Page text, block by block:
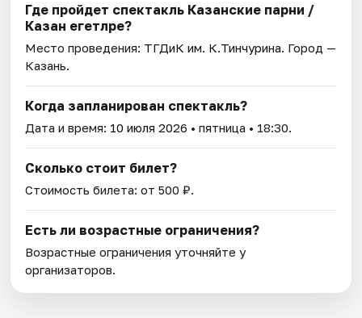
Где пройдет спектакль Казанские парни /
Казан егетләре?
Место проведения: ТГДиК им. К.Тинчурина. Город —
Казань.
Когда запланирован спектакль?
Дата и время: 10 июля 2026 • пятница • 18:30.
Сколько стоит билет?
Стоимость билета: от 500 ₽.
Есть ли возрастные ограничения?
Возрастные ограничения уточняйте у
организаторов.